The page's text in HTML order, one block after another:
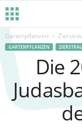
Gartenpflanzen
GARTENPFLANZEN
Die